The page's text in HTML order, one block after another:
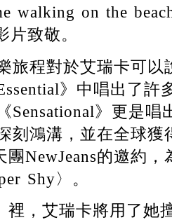
walking on the
片致敬。
旅程對於艾瑞卡可
》中唱出了許
Sensational》更是唱
刻鴻溝，並在全球獲
NewJeans的邀約
Shy〉。
裡，艾瑞卡將用了她